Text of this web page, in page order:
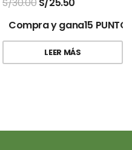
Compra y gana15
LEER MÁS